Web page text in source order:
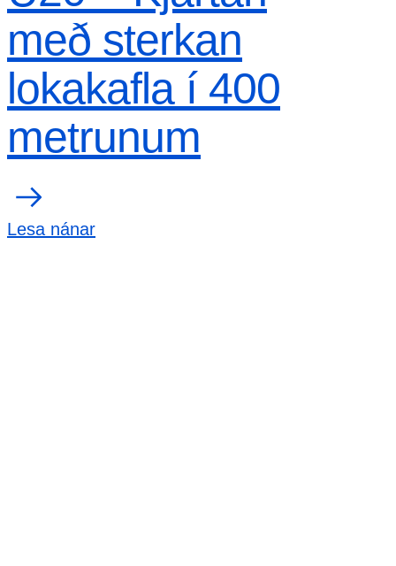
með sterkan
lokakafla í 400
metrunum
Lesa nánar